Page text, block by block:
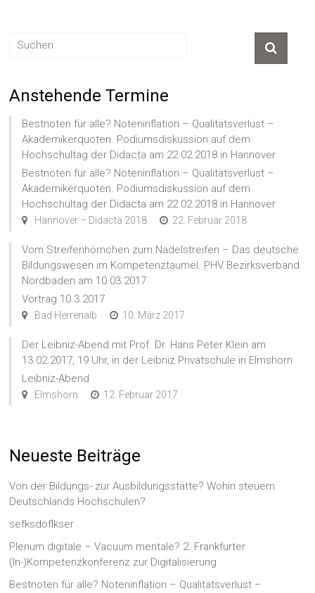
Anstehende Termine
Bestnoten für alle? Noteninflation – Qualitätsverlust –
Akademikerquoten. Podiumsdiskussion auf dem
Hochschultag der Didacta am 22.02.2018 in Hannover
Bestnoten für alle? Noteninflation – Qualitätsverlust –
Akademikerquoten. Podiumsdiskussion auf dem
Hochschultag der Didacta am 22.02.2018 in Hannover
Hannover – Didacta 2018 22. Februar 2018
Vom Streifenhörnchen zum Nadelstreifen – Das deutsche
Bildungswesen im Kompetenztaumel. PHV Bezirksverband
Nordbaden am 10.03.2017
Vortrag 10.3.2017
Bad Herrenalb 10. März 2017
Der Leibniz-Abend mit Prof. Dr. Hans Peter Klein am
13.02.2017, 19 Uhr, in der Leibniz Privatschule in Elmshorn
Leibniz-Abend
Elmshorn 12. Februar 2017
Neueste Beiträge
Von der Bildungs- zur Ausbildungsstätte? Wohin steuern
Deutschlands Hochschulen?
sefksdöflkser
Plenum digitale – Vacuum mentale? 2. Frankfurter
(In-)Kompetenzkonferenz zur Digitalisierung
Bestnoten für alle? Noteninflation – Qualitätsverlust –